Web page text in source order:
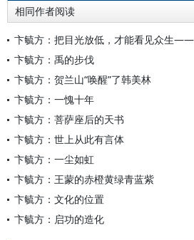
相同作者阅读
卞毓方：把目光放低，才能看见众生——
卞毓方：禹的步伐
卞毓方：贺兰山“唤醒”了韩美林
卞毓方：一愧十年
卞毓方：菩萨座后的天书
卞毓方：世上从此有言体
卞毓方：一尘如虹
卞毓方：王蒙的赤橙黄绿青蓝紫
卞毓方：文化的位置
卞毓方：启功的造化